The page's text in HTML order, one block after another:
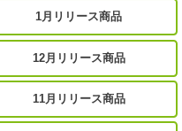
1月リリース商品
12月リリース商品
11月リリース商品